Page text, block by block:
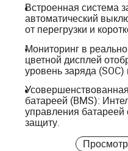
Встроенная система
автоматический
от перегрузки и
Мониторинг в
цветной дисплей
уровень заряда
батареей (BMS):
управления батареей
защиту.